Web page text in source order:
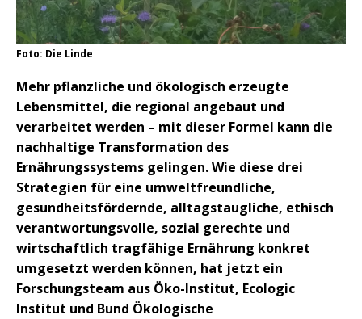
Foto: Die Linde
Mehr pflanzliche und ökologisch erzeugte
Lebensmittel, die regional angebaut und
verarbeitet werden – mit dieser Formel kann die
nachhaltige Transformation des
Ernährungssystems gelingen. Wie diese drei
Strategien für eine umweltfreundliche,
gesundheitsfördernde, alltagstaugliche, ethisch
verantwortungsvolle, sozial gerechte und
wirtschaftlich tragfähige Ernährung konkret
umgesetzt werden können, hat jetzt ein
Forschungsteam aus Öko-Institut, Ecologic
Institut und Bund Ökologische